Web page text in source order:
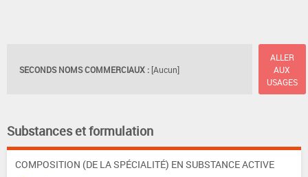
SECONDS NOMS COMMERCIAUX : [Aucun]
ALLER
AUX
USAGES
Substances et formulation
COMPOSITION (DE LA SPÉCIALITÉ) EN SUBSTANCE ACTIVE